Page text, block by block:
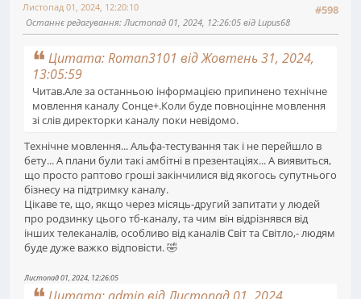
#598
Листопад 01, 2024, 12:20:10
Останнє редагування: Листопад 01, 2024, 12:26:05 від Lupus68
Цитата: Roman3101 від Жовтень 31, 2024,
13:05:59
Читав.Але за останньою інформацією припинено технічне
мовлення каналу Сонце+.Коли буде повноцінне мовлення
зі слів директорки каналу поки невідомо.
Технічне мовлення... Альфа-тестування так і не перейшло в
бету... А плани були такі амбітні в презентаціях... А виявиться,
що просто раптово гроші закінчилися від якогось супутнього
бізнесу на підтримку каналу.
Цікаве те, що, якщо через місяць-другий запитати у людей
про родзинку цього тб-каналу, та чим він відрізнявся від
інших телеканалів, особливо від каналів Світ та Світло,- людям
буде дуже важко відповісти. 🤣
Листопад 01, 2024, 12:26:05